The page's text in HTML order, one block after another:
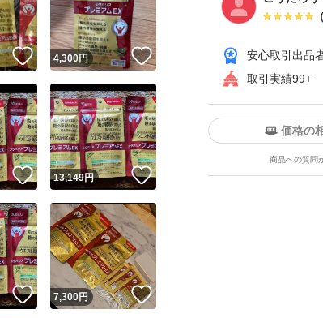
（
安心取引出品
取引実績99+
価格の
商品への質問
いいね！
4,300円 いいね！
いいね！
13,149円 いいね！
いいね！
7,300円 いいね！